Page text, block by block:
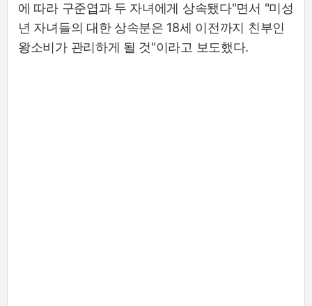
에 따라 구준엽과 두 자녀에게 상속됐다"면서 "미성
년 자녀들의 대한 상속분은 18세 이전까지 친부인
왕소비가 관리하게 될 것"이라고 보도했다.